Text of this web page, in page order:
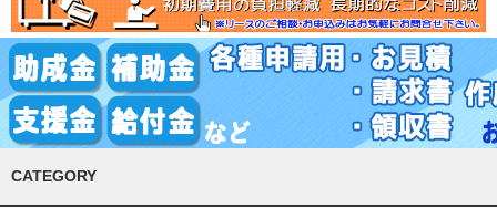
CATEGORY